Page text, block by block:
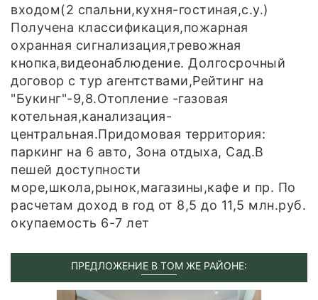
входом(2 спальни,кухня-гостиная,с.у.)
Получена классификация,пожарная
охранная сигнализация,тревожная
кнопка,видеонаблюдение. Долгосрочный
договор с тур агентствами,Рейтинг на
"Букинг"-9,8.Отопление -газовая
котельная,канализация-
центральная.Придомовая территория:
паркинг на 6 авто, Зона отдыха, Сад.В
пешей доступности
море,школа,рынок,магазины,кафе и пр. По
расчетам доход в год от 8,5 до 11,5 млн.руб.
окупаемость 6-7 лет
ПРЕДЛОЖЕНИЕ В ТОМ ЖЕ РАЙОНЕ: